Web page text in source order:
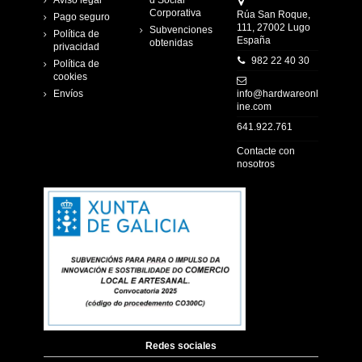
Pago seguro
Política de
privacidad
Política de
cookies
Envíos
Corporativa
Subvenciones
obtenidas
Rúa San Roque,
111, 27002 Lugo
España
982 22 40 30
info@hardwareonl
ine.com
641.922.761
Contacte con
nosotros
Redes sociales